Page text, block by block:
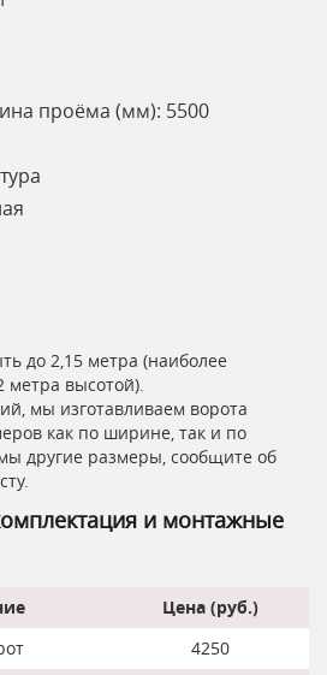
проёма (мм): 5500
до 2,15 метра (наиболее
высотой).
мы изготавливаем ворота
как по ширине, так и по
другие размеры, сообщите об
и монтажные
Цена (руб.)
4250